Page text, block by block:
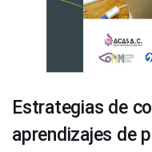
Estrategias de
aprendizajes de